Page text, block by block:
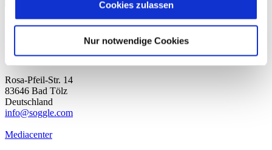
Cookies zulassen
Nur notwendige Cookies
SOGGLE GmbH
Rosa-Pfeil-Str. 14
83646 Bad Tölz
Deutschland
info@soggle.com
Mediacenter